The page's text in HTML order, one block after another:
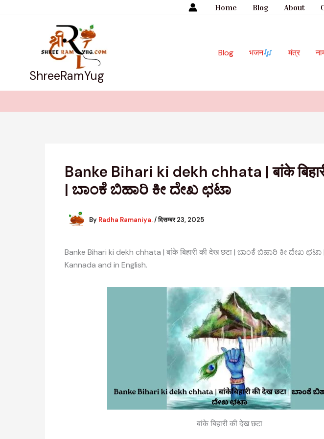
Home Blog About
ShreeRamYug
Blog भजन मंत्र
Banke Bihari ki dekh chhata | बांके
| ಬಾಂಕೆ ಬಿಹಾರಿ ಕೀ ದೇಖ ಛಟಾ
By Radha Ramaniya./दिसम्बर 23, 2025
Banke Bihari ki dekh chhata | बांके बिहारी की देख छटा | ಬಾಂಕೆ ಬಿಹಾರಿ ಕೀ ದೇಖ ಛಟಾ
Kannada and in English.
बांके बिहारी की देख छटा